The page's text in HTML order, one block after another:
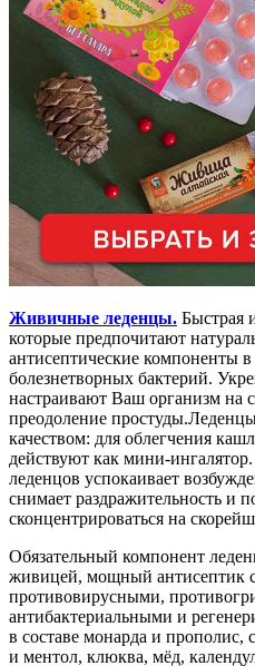
Живичные леденцы. Быстрая
которые предпочитают
антисептические компоненты
болезнетворных бактерий.
настраивают Ваш организм на
преодоление
качеством: для облегчения
действуют как мини-
леденцов успокаивает
снимает раздражительность и
сконцентрироваться на
Обязательный компонент
живицей, мощный антисептик
противовирусными,
антибактериальными и
в составе монарда и прополис,
и ментол, клюква, мёд,